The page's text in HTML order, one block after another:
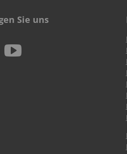
Sie uns
c